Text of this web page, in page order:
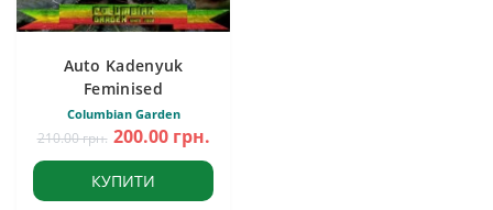
Auto Kadenyuk
Feminised
Columbian Garden
210.00 грн. 200.00 грн.
КУПИТИ